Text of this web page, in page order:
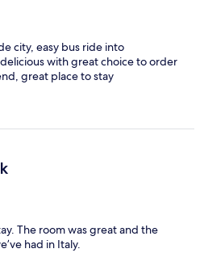
city, easy bus ride into
with great choice to order
great place to stay
The room was great and the
had in Italy.